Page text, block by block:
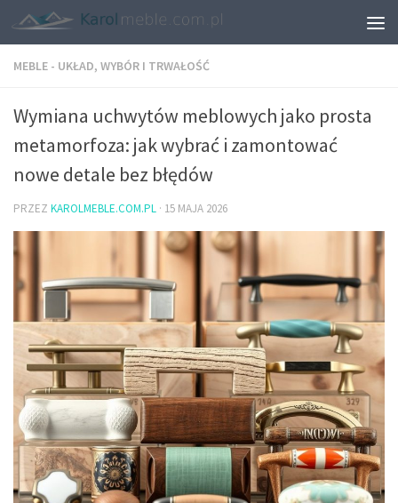
MEBLE - UKŁAD, WYBÓR I TRWAŁOŚĆ
Wymiana uchwytów meblowych jako prosta
metamorfoza: jak wybrać i zamontować
nowe detale bez błędów
PRZEZ KAROLMEBLE.COM.PL · 15 MAJA 2026